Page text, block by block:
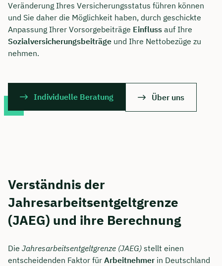
Veränderung Ihres Versicherungsstatus führen können
und Sie daher die Möglichkeit haben, durch geschickte
Anpassung Ihrer Vorsorgebeiträge Einfluss auf Ihre
Sozialversicherungsbeiträge und Ihre Nettobezüge zu
nehmen.
Individuelle Beratung Über uns
Verständnis der
Jahresarbeitsentgeltgrenze
(JAEG) und ihre Berechnung
Die Jahresarbeitsentgeltgrenze (JAEG) stellt einen
entscheidenden Faktor für Arbeitnehmer in Deutschland